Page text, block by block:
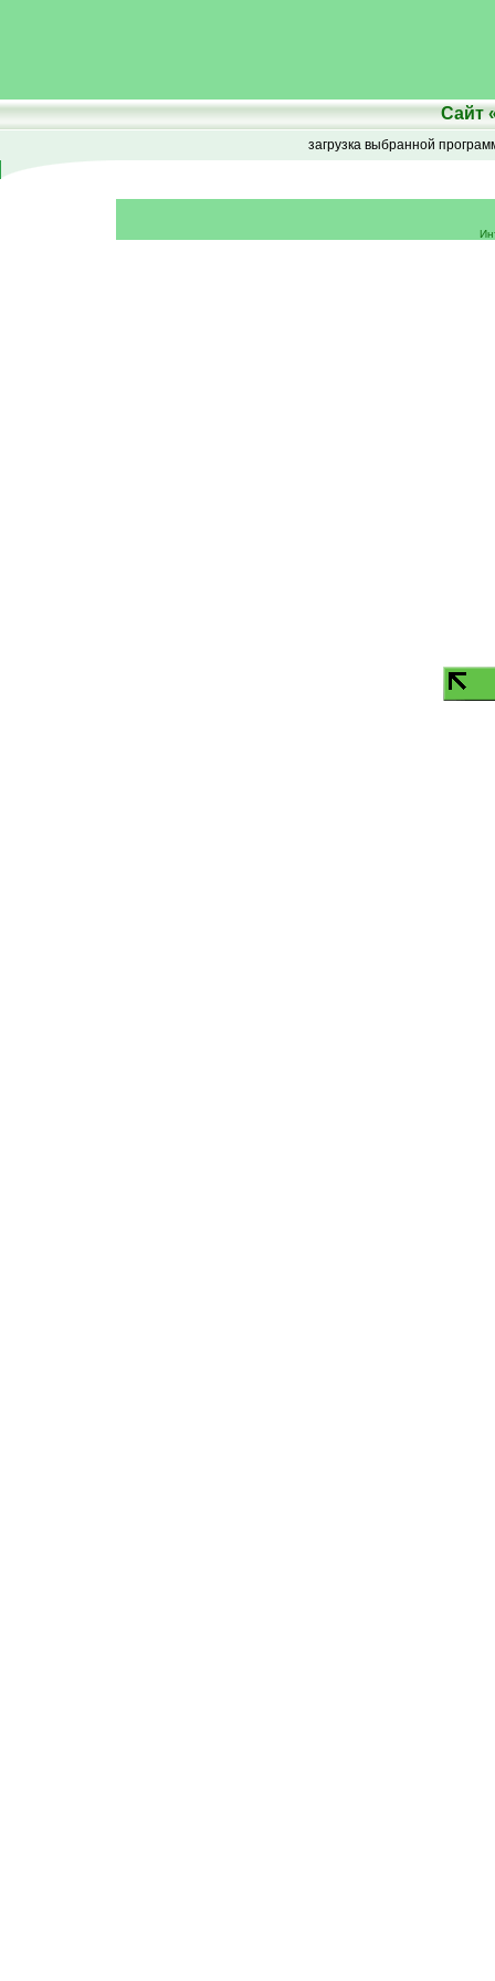
Сайт
загрузка выбранной